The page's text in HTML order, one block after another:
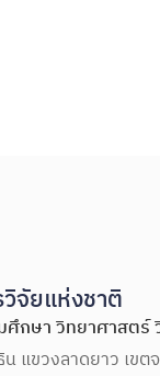
จัยแห่งชาติ
ศึกษา วิทยาศาสตร์
แขวงลาดยาว เขต